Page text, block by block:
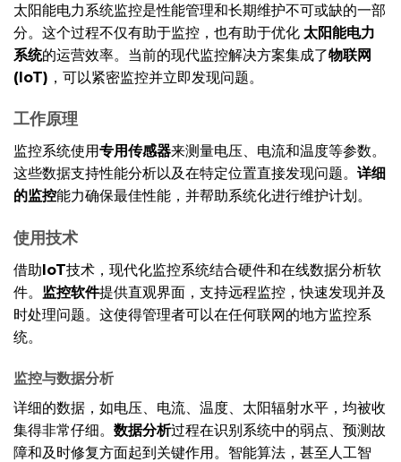
太阳能电力系统监控是性能管理和长期维护不可或缺的一部
分。这个过程不仅有助于监控，也有助于优化 太阳能电力
系统的运营效率。当前的现代监控解决方案集成了物联网
(IoT) ，可以紧密监控并立即发现问题。
工作原理
监控系统使用专用传感器来测量电压、电流和温度等参数。
这些数据支持性能分析以及在特定位置直接发现问题。 详细
的监控能力确保最佳性能，并帮助系统化进行维护计划。
使用技术
借助IoT技术，现代化监控系统结合硬件和在线数据分析软
件。 监控软件提供直观界面，支持远程监控，快速发现并及
时处理问题。这使得管理者可以在任何联网的地方监控系
统。
监控与数据分析
详细的数据，如电压、电流、温度、太阳辐射水平，均被收
集得非常仔细。 数据分析过程在识别系统中的弱点、预测故
障和及时修复方面起到关键作用。智能算法，甚至人工智